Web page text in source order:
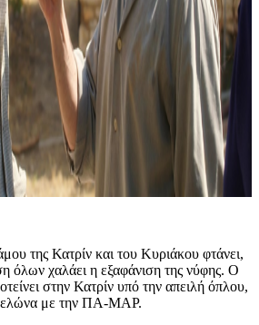
της Κατρίν και του Κυριάκου φτάνει,
όλων χαλάει η εξαφάνιση της νύφης. Ο
στην Κατρίν υπό την απειλή όπλου,
με την ΠΑ-ΜΑΡ.